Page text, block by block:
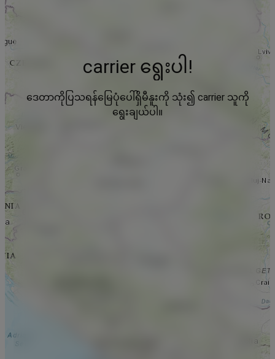
carrier ရွေးပါ!
ဒေတာကိုပြသရန်မြေပုံပေါ်ရှိမီနူးကို သုံး၍ carrier သူကို
ရွေးချယ်ပါ။